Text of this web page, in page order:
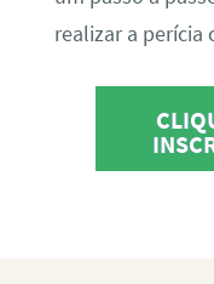
realizar a perícia